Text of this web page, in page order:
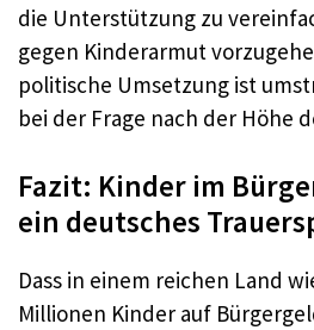
die Unterstützung zu
gegen Kinderarmut
politische Umsetzung ist
bei der Frage nach der Höhe
Fazit: Kinder im
ein deutsches
Dass in einem reichen Land
Millionen Kinder auf